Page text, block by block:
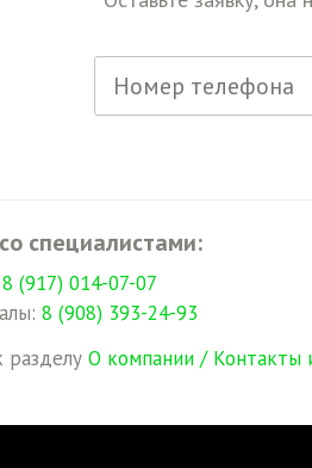
специалистами:
8 (917) 014-07-07
8 (908) 393-24-93
разделу О компании / Контакты